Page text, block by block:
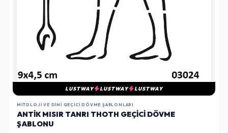
LUSTWAY LUSTWAY LUSTWAY
MITOLOJI VE DINI GEÇICI DÖVME ŞABLONLARI
ANTIK MISIR TANRI THOTH GEÇICI DÖVME
ŞABLONU